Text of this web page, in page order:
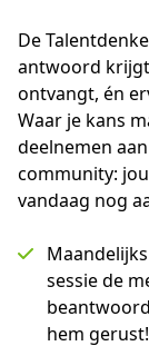
De
antwoord
ontvangt, én
Waar je kans
deelnemen
community:
vandaag nog
sessie de
hem gerust!